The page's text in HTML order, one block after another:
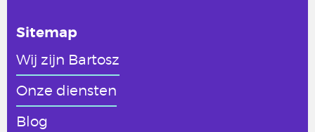
Sitemap
Wij zijn Bartosz
Onze diensten
Blog